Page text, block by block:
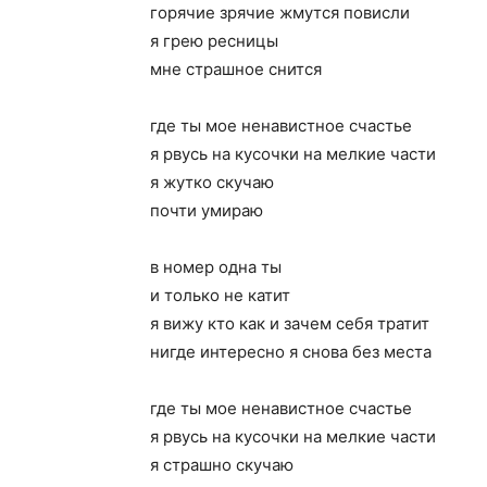
горячие зрячие жмутся повисли
я грею ресницы
мне страшное снится
где ты мое ненавистное счастье
я рвусь на кусочки на мелкие части
я жутко скучаю
почти умираю
в номер одна ты
и только не катит
я вижу кто как и зачем себя тратит
нигде интересно я снова без места
где ты мое ненавистное счастье
я рвусь на кусочки на мелкие части
я страшно скучаю